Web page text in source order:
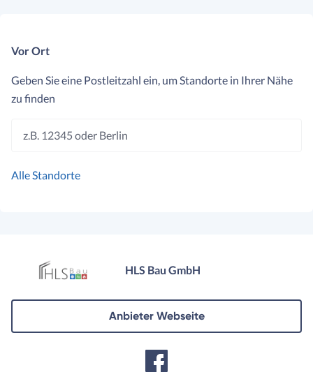
Vor Ort
Geben Sie eine Postleitzahl ein, um Standorte in Ihrer Nähe
zu finden
z.B. 12345 oder Berlin
Alle Standorte
HLS Bau GmbH
Anbieter Webseite